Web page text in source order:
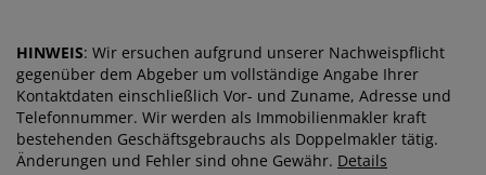
HINWEIS: Wir ersuchen aufgrund unserer Nachweispflicht
gegenüber dem Abgeber um vollständige Angabe Ihrer
Kontaktdaten einschließlich Vor- und Zuname, Adresse und
Telefonnummer. Wir werden als Immobilienmakler kraft
bestehenden Geschäftsgebrauchs als Doppelmakler tätig.
Änderungen und Fehler sind ohne Gewähr. Details